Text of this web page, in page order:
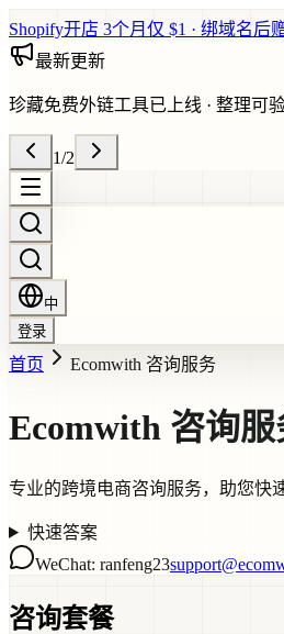
Shopify开店 3个月仅 $1 · 绑域名后
最新更新
珍藏免费外链工具已上线 · 整理可
1/2
中
登录
首页 Ecomwith 咨询服务
Ecomwith 咨询服
专业的跨境电商咨询服务，助您快
快速答案
WeChat: ranfeng23
咨询套餐